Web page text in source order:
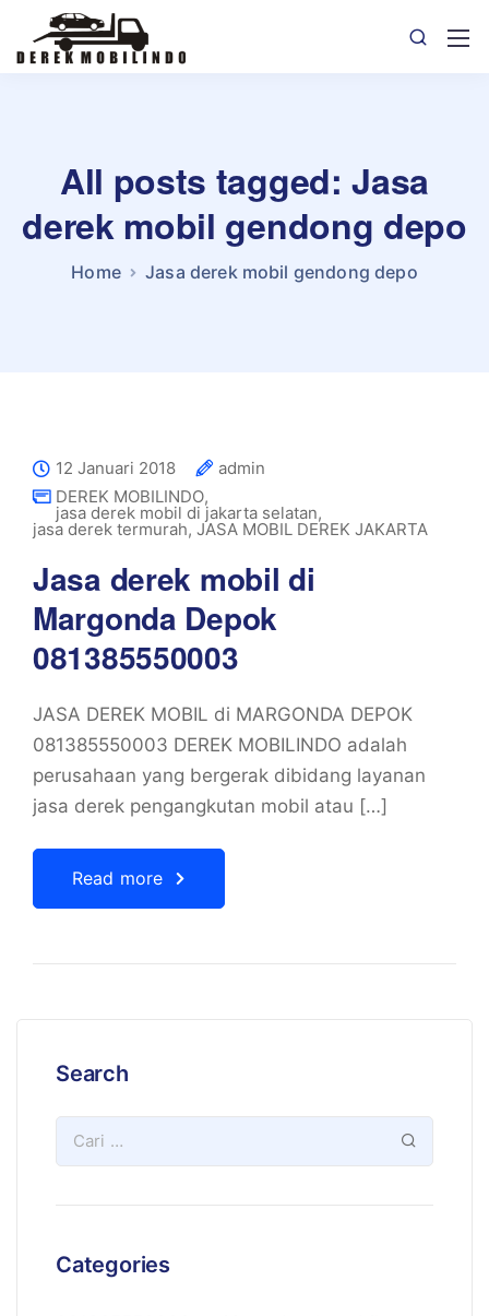
All posts tagged: Jasa
derek mobil gendong depo
Home Jasa derek mobil gendong depo
12 Januari 2018
admin
DEREK MOBILINDO,
jasa derek mobil di jakarta selatan,
jasa derek termurah, JASA MOBIL DEREK JAKARTA
Jasa derek mobil di
Margonda Depok
081385550003
JASA DEREK MOBIL di MARGONDA DEPOK
081385550003 DEREK MOBILINDO adalah
perusahaan yang bergerak dibidang layanan
jasa derek pengangkutan mobil atau […]
Read more
Search
Categories